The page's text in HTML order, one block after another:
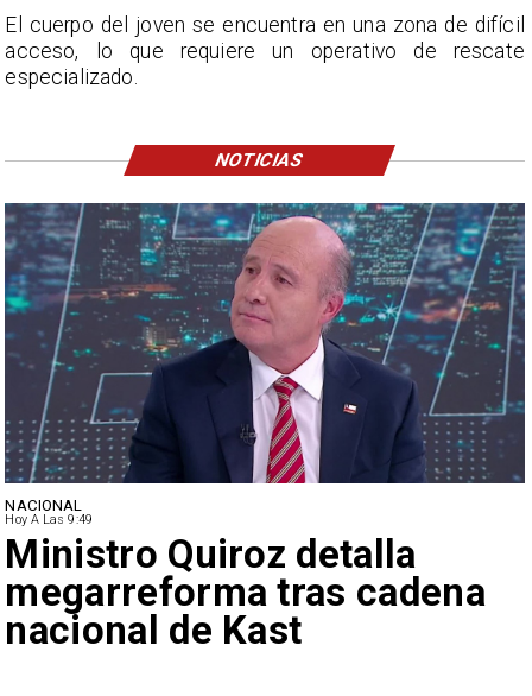
NACIONAL
Hoy A Las 9:49
Gobierno evalúa nuevo
estado de excepción en
barrios con alta
El cuerpo del joven se encuentra en una zona de difícil
acceso, lo que requiere un operativo de rescate
especializado.
NOTICIAS